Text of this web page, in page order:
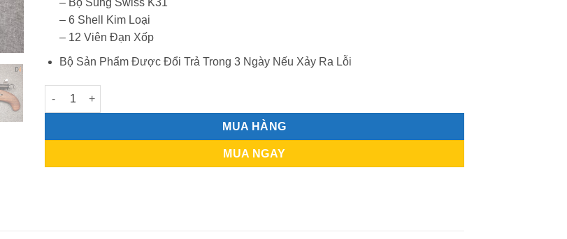
– Bộ Súng Swiss K31
– 6 Shell Kim Loại
– 12 Viên Đạn Xốp
Bộ Sản Phẩm Được Đổi Trả Trong 3 Ngày Nếu Xảy Ra Lỗi
Swiss K31 - Chơi Được Cả Xốp và Thạch số lượng
MUA HÀNG
MUA NGAY